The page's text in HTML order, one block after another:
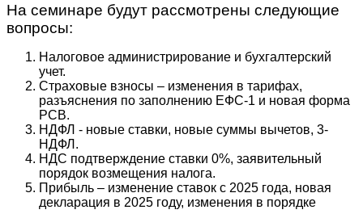
На семинаре будут рассмотрены следующие
вопросы:
Налоговое администрирование и бухгалтерский
учет.
Страховые взносы – изменения в тарифах,
разъяснения по заполнению ЕФС-1 и новая форма
РСВ.
НДФЛ - новые ставки, новые суммы вычетов, 3-
НДФЛ.
НДС подтверждение ставки 0%, заявительный
порядок возмещения налога.
Прибыль – изменение ставок с 2025 года, новая
декларация в 2025 году, изменения в порядке